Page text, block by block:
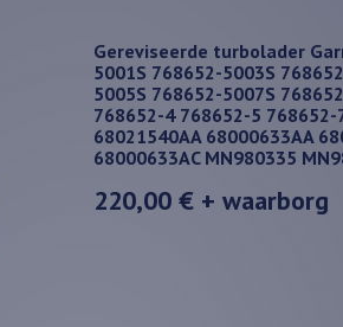
Gereviseerde turbolader
5001S 768652-5003S
5005S 768652-5007S
768652-4 768652-5 768652-
68021540AA 68000633AA
68000633AC MN980335
220,00 € + waarborg